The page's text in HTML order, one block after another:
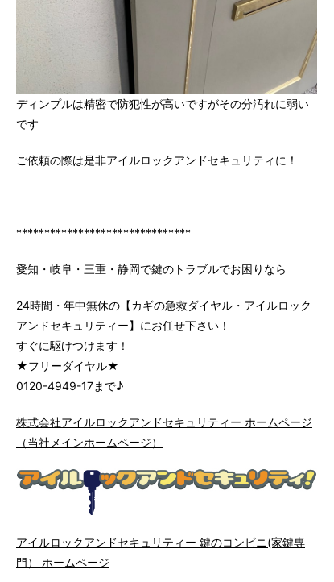
ディンプルは精密で防犯性が高いですがその分汚れに弱い
です
ご依頼の際は是非アイルロックアンドセキュリティに！
*******************************
愛知・岐阜・三重・静岡で鍵のトラブルでお困りなら
24時間・年中無休の【カギの急救ダイヤル・アイルロック
アンドセキュリティー】にお任せ下さい！
すぐに駆けつけます！
★フリーダイヤル★
0120-4949-17まで♪
株式会社アイルロックアンドセキュリティー ホームページ
（当社メインホームページ）
アイルロックアンドセキュリティー 鍵のコンビニ(家鍵専
門） ホームページ